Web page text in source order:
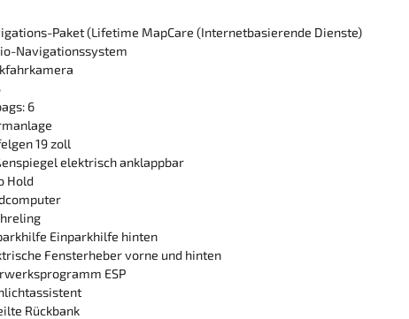
Paket (Lifetime MapCare (Internetbasierende Dienste)
Navigationssystem
6
19 zoll
elektrisch anklappbar
Hold
Einparkhilfe hinten
Fensterheber vorne und hinten
ESP
Rückbank